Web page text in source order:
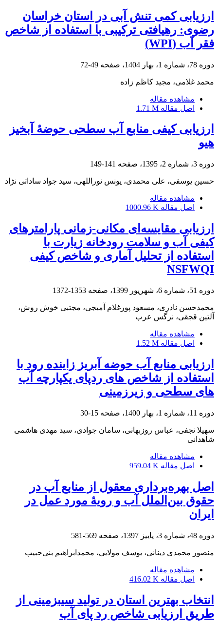
ارزیابی کمی تنش آبی در استان خراسان
رضوی: رهیافتی ترکیبی با استفاده از شاخص
فقر آب (WPI)
دوره 78، شماره 1، بهار 1404، صفحه 49-72
محمد غلامی، مجید کاظم زاده
مشاهده مقاله
اصل مقاله 1.71 M
ارزیابی کیفی منابع آب سطحی حوضۀ آبخیز
هیو
دوره 3، شماره 2، 1395، صفحه 141-149
حسین یوسفی، علی محمدی، یونس نوراللهی، سید جواد ساداتی نژاد
مشاهده مقاله
اصل مقاله 1000.96 K
ارزیابی مقایسه‌ای مکانی-زمانی پارامترهای
کیفی آب و سلامت رودخانه زیارت با
استفاده از تحلیل آماری و شاخص کیفی
NSFWQI
دوره 51، شماره 6، شهریور 1399، صفحه 1353-1372
محمدحسن نادری، مسعود پورغلام آمیجی، مجتبی خوش روش،
آلتین قجقی، نرگس عرب
مشاهده مقاله
اصل مقاله 1.52 M
ارزیابی منابع آب حوضه آبریز زاینده رود با
استفاده از شاخص های ردپای یکپارچه آب
های سطحی و زیرزمینی
دوره 11، شماره 1، بهار 1400، صفحه 15-30
سهیلا نجفی، عباس روزبهانی، سامان جوادی، سید مهدی هاشمی
شاهدانی
مشاهده مقاله
اصل مقاله 959.04 K
اصل بهره‌برداری معقول از منابع آب در
حقوق بین‌الملل آب و رویۀ مورد عمل در
ایران
دوره 48، شماره 3، پاییز 1397، صفحه 569-581
منصور محمدی دینانی، یوسف مولایی، محمدابراهیم بنی‌حبیب
مشاهده مقاله
اصل مقاله 416.02 K
انتخاب بهترین استان در تولید سیب‏زمینی از
طریق ارزیابی شاخص رد پای آب